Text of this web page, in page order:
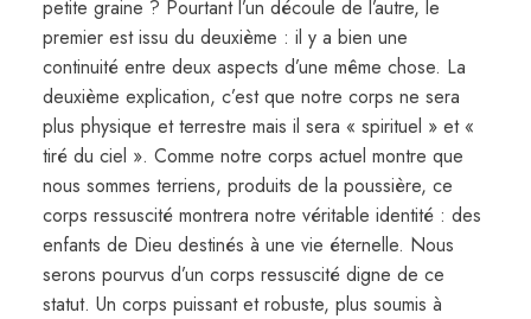
petite graine ? Pourtant l’un découle de l’autre, le
premier est issu du deuxième : il y a bien une
continuité entre deux aspects d’une même chose. La
deuxième explication, c’est que notre corps ne sera
plus physique et terrestre mais il sera « spirituel » et «
tiré du ciel ». Comme notre corps actuel montre que
nous sommes terriens, produits de la poussière, ce
corps ressuscité montrera notre véritable identité : des
enfants de Dieu destinés à une vie éternelle. Nous
serons pourvus d’un corps ressuscité digne de ce
statut. Un corps puissant et robuste, plus soumis à